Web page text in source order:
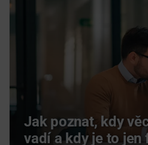
Jak poznat, kdy
vadí a kdy je to jen